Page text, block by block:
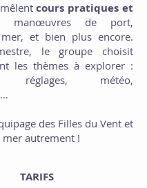
mêlentcours pratiques et
manœuvres de port,
et bien plus encore.
le groupe choisit
les thèmes à explorer :
réglages, météo,
des Filles du Vent et
mer autrement !
TARIFS